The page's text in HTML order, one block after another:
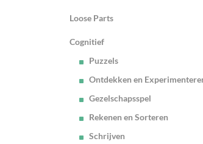
Loose Parts
Cognitief
Puzzels
Ontdekken en
Gezelschapsspel
Rekenen en Sorteren
Schrijven